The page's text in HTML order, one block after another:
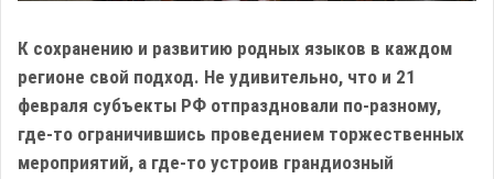
К сохранению и развитию родных языков в каждом
регионе свой подход. Не удивительно, что и 21
февраля субъекты РФ отпраздновали по-разному,
где-то ограничившись проведением торжественных
мероприятий, а где-то устроив грандиозный